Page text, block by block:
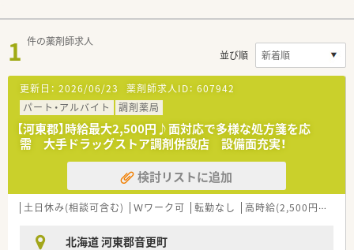
1 件の薬剤師求人
並び順
更新日： 2026/06/23 薬剤師求人ID： 607942
パート・アルバイト
調剤薬局
【河東郡】時給最大2,500円♪面対応で多様な処方箋を応
需 大手ドラッグストア調剤併設店 設備面充実！
検討リストに追加
土日休み(相談可含む) Ｗワーク可 転勤なし 高時給(2,500円以上)
北海道 河東郡音更町